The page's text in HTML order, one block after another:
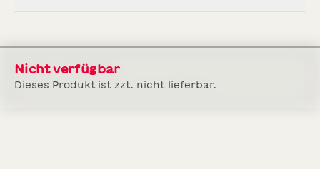
Nicht verfügbar
Dieses Produkt ist zzt. nicht lieferbar.